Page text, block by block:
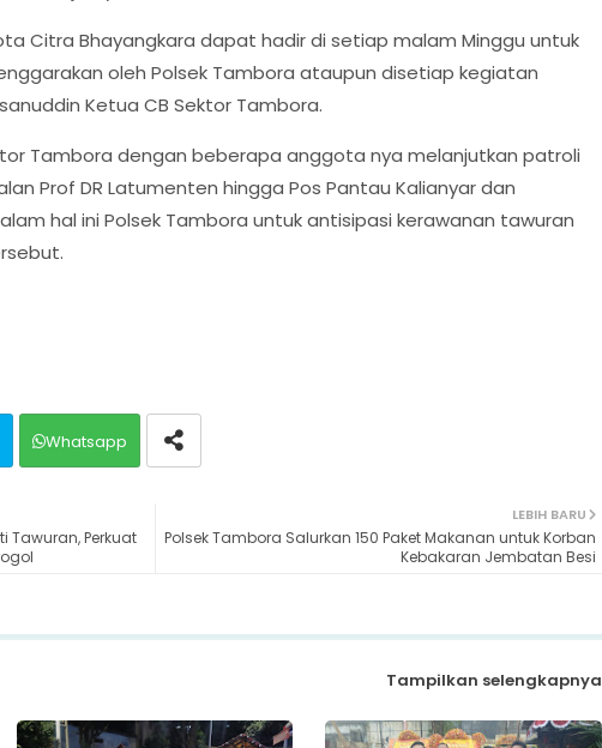
Citra Bhayangkara dapat hadir di setiap malam Minggu untuk
oleh Polsek Tambora ataupun disetiap kegiatan
Ketua CB Sektor Tambora.
Tambora dengan beberapa anggota nya melanjutkan patroli
Prof DR Latumenten hingga Pos Pantau Kalianyar dan
hal ini Polsek Tambora untuk antisipasi kerawanan tawuran
Whatsapp
LEBIH BARU
Polsek Tambora Salurkan 150 Paket Makanan untuk Korban
Kebakaran Jembatan Besi
Tawuran, Perkuat
Tampilkan selengkapnya